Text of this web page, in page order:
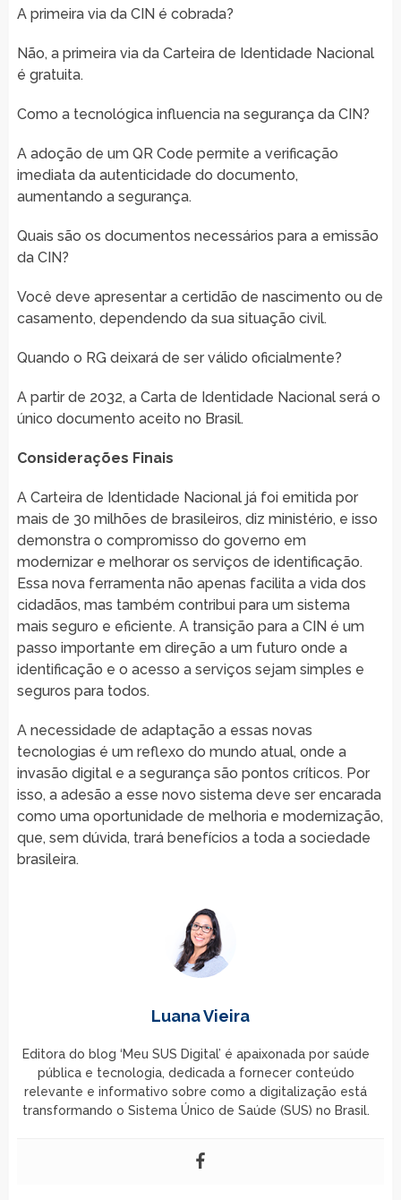
A primeira via da CIN é cobrada?
Não, a primeira via da Carteira de Identidade Nacional
é gratuita.
Como a tecnológica influencia na segurança da CIN?
A adoção de um QR Code permite a verificação
imediata da autenticidade do documento,
aumentando a segurança.
Quais são os documentos necessários para a emissão
da CIN?
Você deve apresentar a certidão de nascimento ou de
casamento, dependendo da sua situação civil.
Quando o RG deixará de ser válido oficialmente?
A partir de 2032, a Carta de Identidade Nacional será o
único documento aceito no Brasil.
Considerações Finais
A Carteira de Identidade Nacional já foi emitida por
mais de 30 milhões de brasileiros, diz ministério, e isso
demonstra o compromisso do governo em
modernizar e melhorar os serviços de identificação.
Essa nova ferramenta não apenas facilita a vida dos
cidadãos, mas também contribui para um sistema
mais seguro e eficiente. A transição para a CIN é um
passo importante em direção a um futuro onde a
identificação e o acesso a serviços sejam simples e
seguros para todos.
A necessidade de adaptação a essas novas
tecnologias é um reflexo do mundo atual, onde a
invasão digital e a segurança são pontos críticos. Por
isso, a adesão a esse novo sistema deve ser encarada
como uma oportunidade de melhoria e modernização,
que, sem dúvida, trará benefícios a toda a sociedade
brasileira.
Luana Vieira
Editora do blog ‘Meu SUS Digital’ é apaixonada por saúde
pública e tecnologia, dedicada a fornecer conteúdo
relevante e informativo sobre como a digitalização está
transformando o Sistema Único de Saúde (SUS) no Brasil.